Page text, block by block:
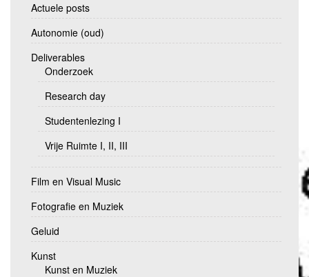
Actuele posts
Autonomie (oud)
Deliverables
Onderzoek
Research day
Studentenlezing I
Vrije Ruimte I, II, III
Film en Visual Music
Fotografie en Muziek
Geluid
Kunst
Kunst en Muziek